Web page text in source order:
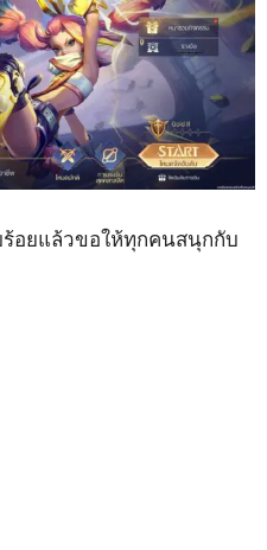
ร้อยแล้วขอให้ทุกคนสนุกกับ